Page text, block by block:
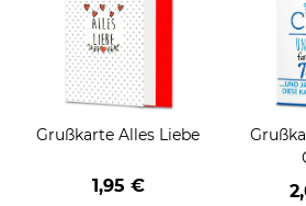
Grußkarte Alles Liebe
1,95 €